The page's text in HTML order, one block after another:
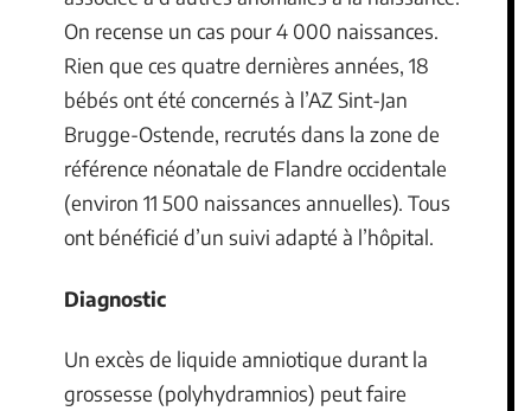
On recense un cas pour 4 000 naissances.
Rien que ces quatre dernières années, 18
bébés ont été concernés à l’AZ Sint-Jan
Brugge-Ostende, recrutés dans la zone de
référence néonatale de Flandre occidentale
(environ 11 500 naissances annuelles). Tous
ont bénéficié d’un suivi adapté à l’hôpital.
Diagnostic
Un excès de liquide amniotique durant la
grossesse (polyhydramnios) peut faire